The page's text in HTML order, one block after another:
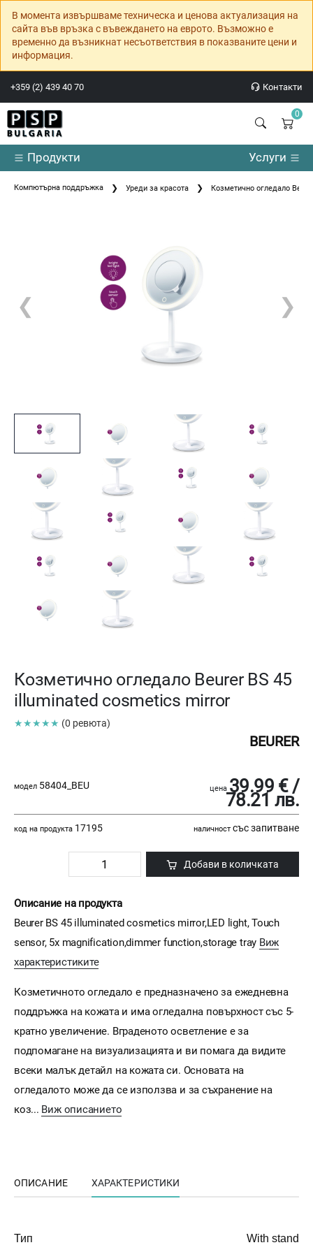
В момента извършваме техническа и ценова актуализация на
сайта във връзка с въвеждането на еврото. Възможно е
временно да възникнат несъответствия в показваните цени и
информация.
+359 (2) 439 40 70 Контакти
0
Продукти Услуги
Компютърна поддръжка Уреди за красота Козметично огледало
❮ ❯
Козметично огледало Beurer BS 45
illuminated cosmetics mirror
★★★★★ (0 ревюта)
BEURER
модел 58404_BEU цена 39.99 € /
78.21 лв.
код на продукта 17195 наличност със запитване
Добави в количката
Описание на продукта
Beurer BS 45 illuminated cosmetics mirror,LED light, Touch
sensor, 5x magnification,dimmer function,storage tray Виж
характеристиките
Козметичното огледало е предназначено за ежедневна
поддръжка на кожата и има огледална повърхност със 5-
кратно увеличение. Вграденото осветление е за
подпомагане на визуализацията и ви помага да видите
всеки малък детайл на кожата си. Основата на
огледалото може да се използва и за съхранение на
коз... Виж описанието
ОПИСАНИЕ ХАРАКТЕРИСТИКИ
Тип With stand